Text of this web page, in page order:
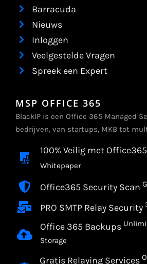
Barracuda
Nieuws
Inloggen
Veelgestelde Vragen
Spreek een Expert
MSP OFFICE 365
BlackIP is een Office 365 Managed
bedrijven, van startups, MKB tot
100% Veilig met Office365
Whitepaper
Office365 Security Scan
PRO SMTP Relay Security
Office 365 Backups
Storage
Gratis Relaying Services